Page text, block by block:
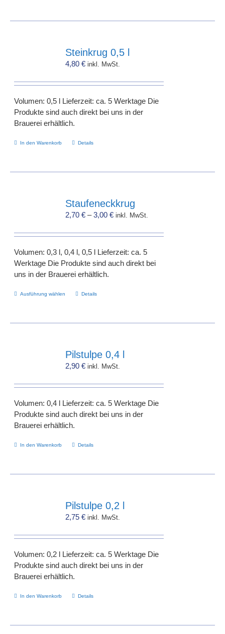
Steinkrug 0,5 l
4,80€ inkl. MwSt.
Volumen: 0,5 l Lieferzeit: ca. 5 Werktage Die
Produkte sind auch direkt bei uns in der
Brauerei erhältlich.
In den Warenkorb Details
Staufeneckkrug
2,70€ –3,00€ inkl. MwSt.
Volumen: 0,3 l, 0,4 l, 0,5 l Lieferzeit: ca. 5
Werktage Die Produkte sind auch direkt bei
uns in der Brauerei erhältlich.
Ausführung wählen
Dieses
auf.
Die
können
der
Produktseite
Details
Pilstulpe 0,4 l
2,90€ inkl. MwSt.
Volumen: 0,4 l Lieferzeit: ca. 5 Werktage Die
Produkte sind auch direkt bei uns in der
Brauerei erhältlich.
In den Warenkorb Details
Pilstulpe 0,2 l
2,75€ inkl. MwSt.
Volumen: 0,2 l Lieferzeit: ca. 5 Werktage Die
Produkte sind auch direkt bei uns in der
Brauerei erhältlich.
In den Warenkorb Details